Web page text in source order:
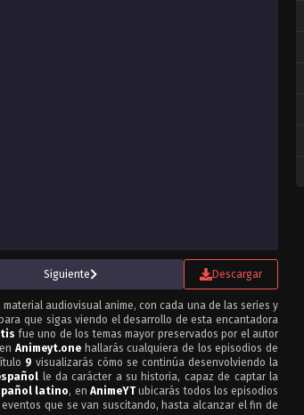
Siguiente Descargar
audiovisual anime, con cada una de las series y
que sigas viendo el desarrollo de esta encantadora
fue uno de los temas mayor preservados por el autor
Animeyt.onehallarás cualquiera de los episodios de
9 visualizarás cómo se continúa desenvolviendo la
le da carácter a su historia, capaz de captar la
latino, en AnimeYTubicarás todos los episodios
que se van suscitando, hasta alcanzar el fin de